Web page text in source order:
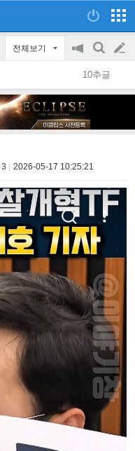
전체보기
공
지
on/off
검
색
글
쓰
10추글
3 2026-05-17 10:25:21